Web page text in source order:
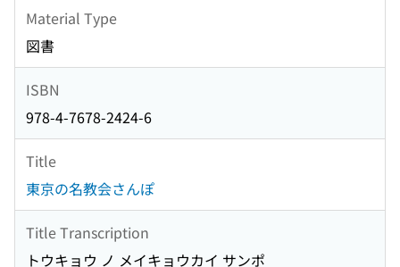
Material Type
図書
ISBN
978-4-7678-2424-6
Title
東京の名教会さんぽ
Title Transcription
トウキョウ ノ メイキョウカイ サンポ